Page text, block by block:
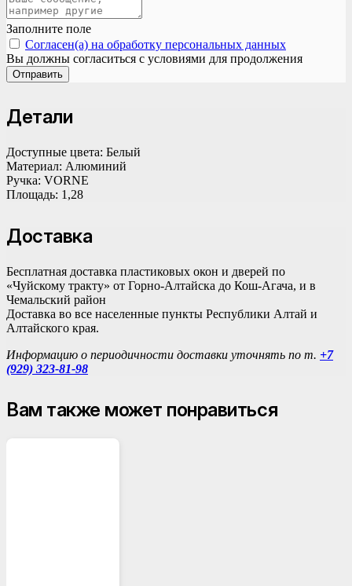
Заполните поле
Согласен(а) на обработку персональных данных
Вы должны согласиться с условиями для продолжения
Отправить
Детали
Доступные цвета: Белый
Материал: Алюминий
Ручка: VORNE
Площадь: 1,28
Доставка
Бесплатная доставка пластиковых окон и дверей по
«Чуйскому тракту» от Горно-Алтайска до Кош-Агача, и в
Чемальский район
Доставка во все населенные пункты Республики Алтай и
Алтайского края.
Информацию о периодичности доставки уточнять по т. +7
(929) 323-81-98
Вам также может понравиться